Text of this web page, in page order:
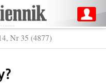
Nr 35 (4877)